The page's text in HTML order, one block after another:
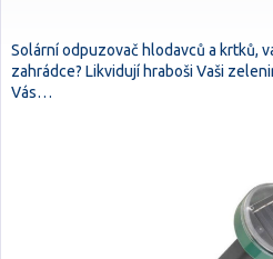
Solární odpuzovač hlodavců a krtků,
zahrádce? Likvidují hraboši Vaši
Vás…